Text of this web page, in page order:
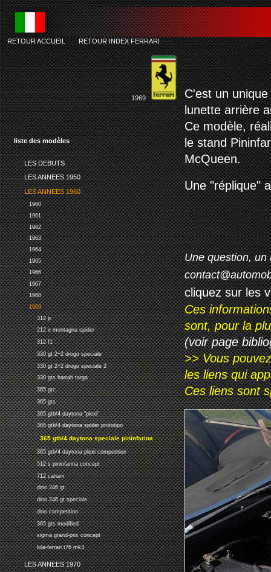
liste des modèles
LES DEBUTS
LES ANNEES 1950
LES ANNEES 1960
1960
1961
1962
1963
1964
1965
1966
1967
1968
1969
312 p
212 e montagna spider
312 f1
330 gt 2+2 drogo speciale
330 gt 2+2 drogo speciale 2
330 gts harrah targa
365 gtc
365 gts
365 gtb/4 daytona "plexi"
365 gtb/4 daytona spider prototipo
365 gtb/4 daytona speciale pininfarina
365 gtb/4 daytona plexi competition
512 s pininfarina concept
712 canam
dino 246 gt
dino 246 gt speciale
dino competition
365 gts modified
sigma grand-prix concept
lola-ferrari t76 mk3
LES ANNEES 1970
RETOUR ACCUEIL-RETOUR INDEX FERRARI
1969
C'est un
lunette arrière
Ce modèle,
le stand
McQueen.
Une "réplique"
Une question, un
cliquez sur les
Ces
sont, pour la
(voir page
>> Vous
les liens qui
Ces liens sont